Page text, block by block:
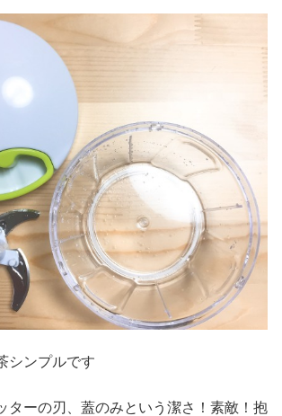
シンプルです
ターの刃、蓋のみという潔さ！素敵！抱